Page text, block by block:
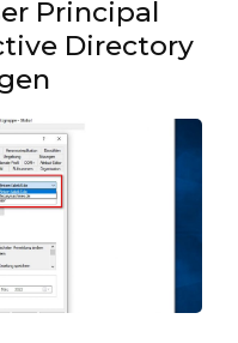
Principal
Directory